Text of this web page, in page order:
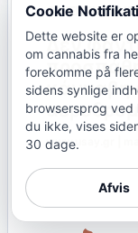
GRÆKENLAND
Δεν
κάνναβη
www.usay.gr
Cookie
Dette website er
om cannabis fra
forekomme på
sidens synlige
browsersprog
du ikke, vises
30 dage.
Afvis